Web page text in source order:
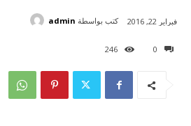
0
246
فبراير 22, 2016 كتب بواسطة admin